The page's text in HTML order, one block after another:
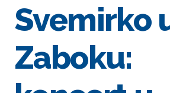
Svemirko
Zaboku: